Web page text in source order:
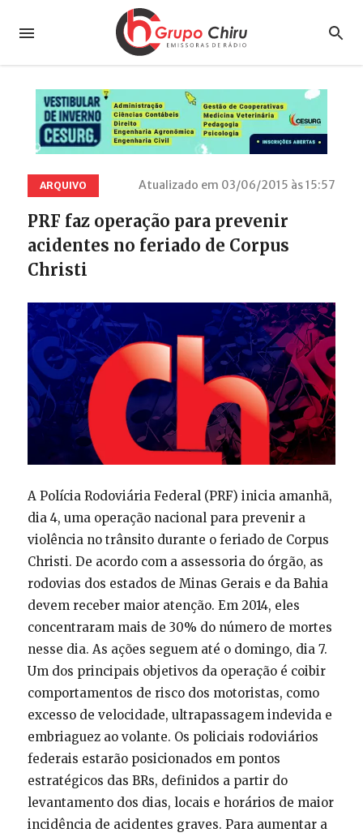
ARQUIVO Atualizado em 03/06/2015 às 15:57
PRF faz operação para prevenir
acidentes no feriado de Corpus
Christi
A Polícia Rodoviária Federal (PRF) inicia amanhã,
dia 4, uma operação nacional para prevenir a
violência no trânsito durante o feriado de Corpus
Christi. De acordo com a assessoria do órgão, as
rodovias dos estados de Minas Gerais e da Bahia
devem receber maior atenção. Em 2014, eles
concentraram mais de 30% do número de mortes
nesse dia. As ações seguem até o domingo, dia 7.
Um dos principais objetivos da operação é coibir
comportamentos de risco dos motoristas, como
excesso de velocidade, ultrapassagem indevida e
embriaguez ao volante. Os policiais rodoviários
federais estarão posicionados em pontos
estratégicos das BRs, definidos a partir do
levantamento dos dias, locais e horários de maior
incidência de acidentes graves. Para aumentar a